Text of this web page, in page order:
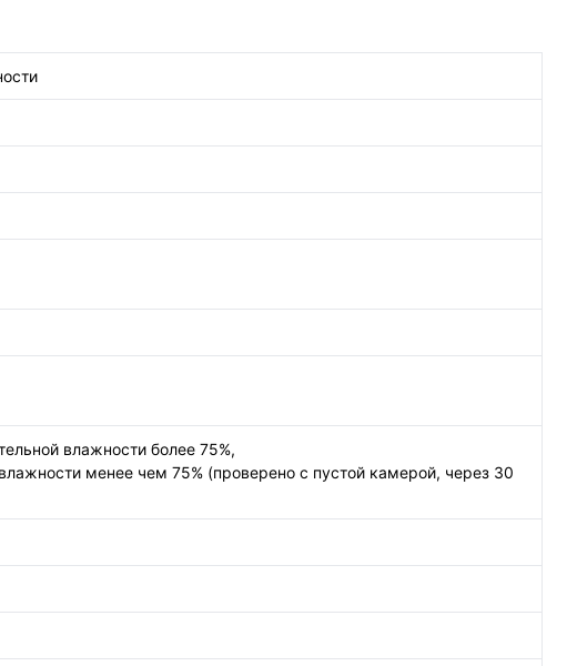
влажности более 75%,
менее чем 75% (проверено с пустой камерой, через 30